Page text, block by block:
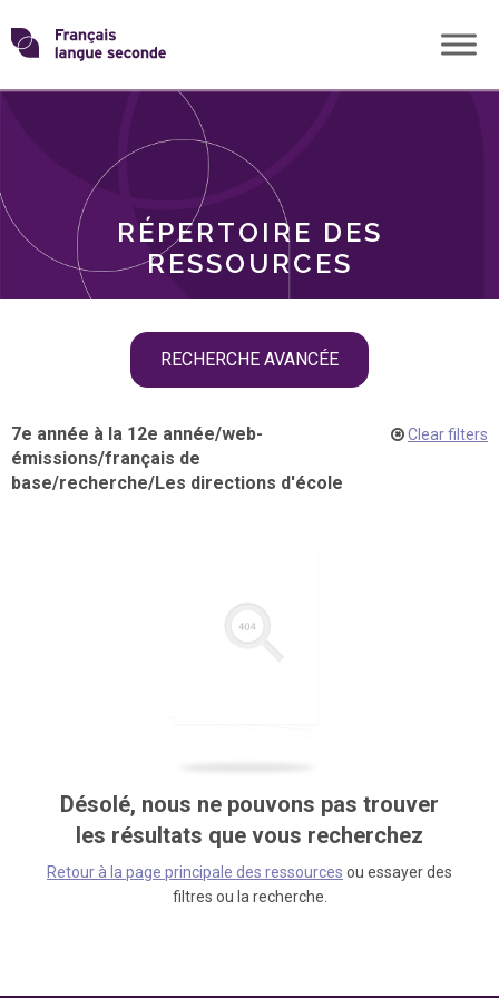
Skip
toTransformons
langue
RÉPERTOIRE DES
RESSOURCES
RECHERCHE AVANCÉE
THÈMES
7e année à la 12e année/web-
émissions/français de
base/recherche/Les directions d'école
Clear filters
Désolé, nous ne pouvons pas trouver
les résultats que vous recherchez
Retour à la page principale des ressources ou essayer des
filtres ou la recherche.